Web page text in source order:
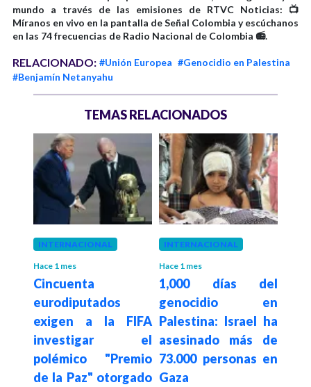
mundo a través de las emisiones de RTVC Noticias: 📺
Míranos en vivo en la pantalla de Señal Colombia y escúchanos
en las 74 frecuencias de Radio Nacional de Colombia 📻.
RELACIONADO: #Unión Europea #Genocidio en Palestina
#Benjamín Netanyahu
TEMAS RELACIONADOS
INTERNACIONAL
Hace 1 mes
Cincuenta
eurodiputados
exigen a la FIFA
investigar el
polémico "Premio
de la Paz" otorgado
INTERNACIONAL
Hace 1 mes
1,000 días del
genocidio en
Palestina: Israel ha
asesinado más de
73.000 personas en
Gaza